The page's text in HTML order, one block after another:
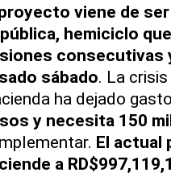
viene de
hemiciclo
consecutivas
sábado. La
ha dejado
y necesita 150
El actual
a